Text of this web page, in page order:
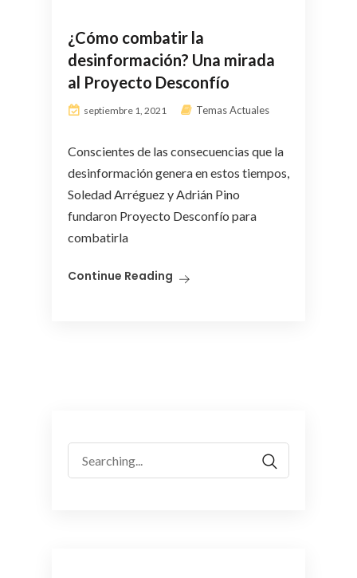
¿Cómo combatir la
desinformación? Una mirada
al Proyecto Desconfío
septiembre 1, 2021 Temas Actuales
Conscientes de las consecuencias que la
desinformación genera en estos tiempos,
Soledad Arréguez y Adrián Pino
fundaron Proyecto Desconfío para
combatirla
Continue Reading
for: